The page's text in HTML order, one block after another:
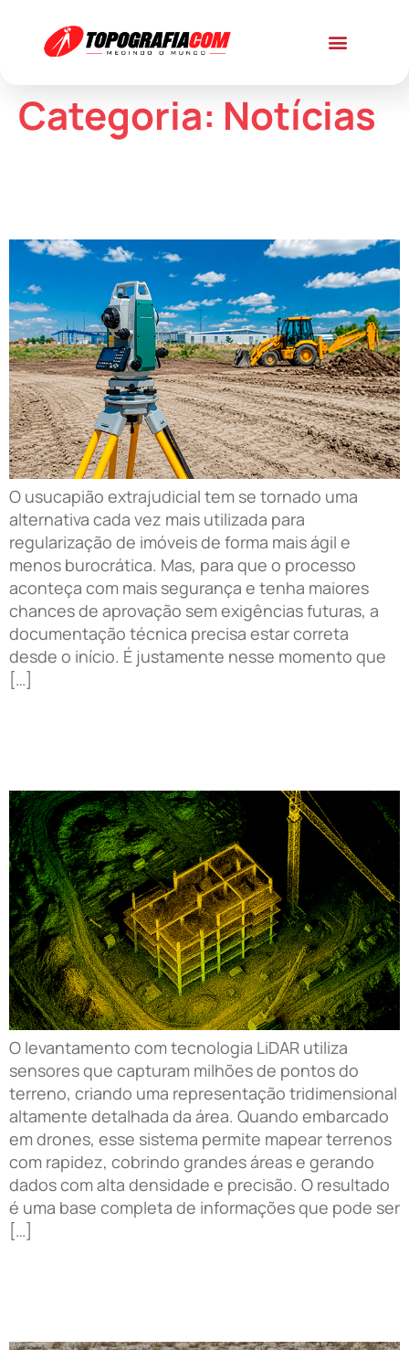
Categoria: Notícias
O usucapião extrajudicial tem se tornado uma
alternativa cada vez mais utilizada para
regularização de imóveis de forma mais ágil e
menos burocrática. Mas, para que o processo
aconteça com mais segurança e tenha maiores
chances de aprovação sem exigências futuras, a
documentação técnica precisa estar correta
desde o início. É justamente nesse momento que
[…]
O levantamento com tecnologia LiDAR utiliza
sensores que capturam milhões de pontos do
terreno, criando uma representação tridimensional
altamente detalhada da área. Quando embarcado
em drones, esse sistema permite mapear terrenos
com rapidez, cobrindo grandes áreas e gerando
dados com alta densidade e precisão. O resultado
é uma base completa de informações que pode ser
[…]